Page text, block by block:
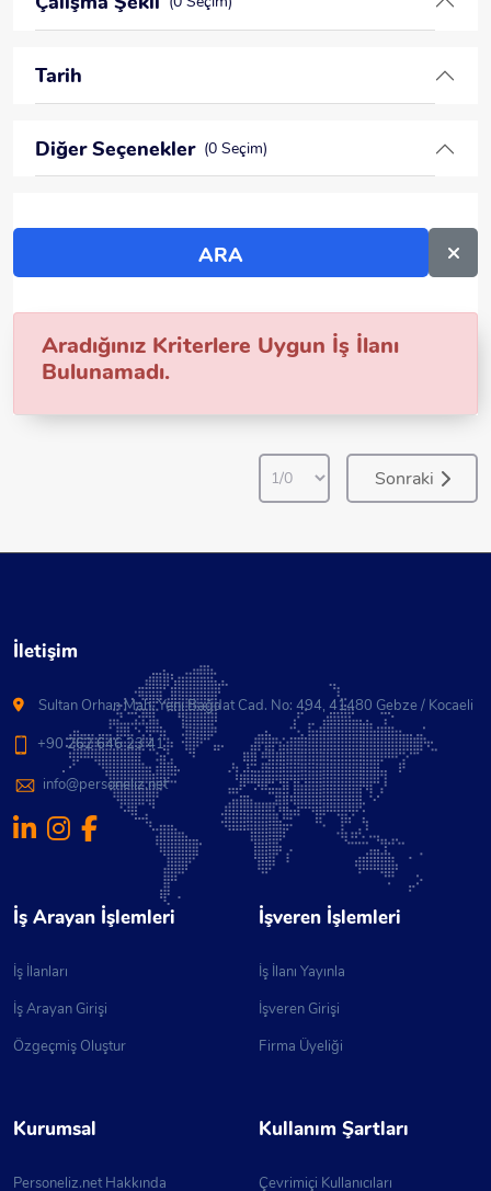
Tarih
Diğer Seçenekler (0 Seçim)
Aradığınız Kriterlere Uygun İş İlanı
Bulunamadı.
Sonraki
İletişim
Sultan Orhan Mah. Yeni Bağdat Cad. No: 494, 41480 Gebze / Kocaeli
+90 262 646 23 41
info@personeliz.net
İş Arayan İşlemleri
İş İlanları
İş Arayan Girişi
Özgeçmiş Oluştur
İşveren İşlemleri
İş İlanı Yayınla
İşveren Girişi
Firma Üyeliği
Kurumsal
Personeliz.net Hakkında
Kullanım Şartları
Çevrimiçi Kullanıcıları